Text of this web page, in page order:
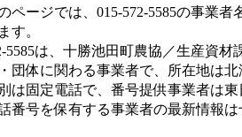
ページでは、 015-572-5585の事業者
す。
5585は、 十勝池田町農協／生産資材
団体に関わる事業者で、所在地は
は固定電話で、番号提供事業者は東
番号を保有する事業者の最新情報は